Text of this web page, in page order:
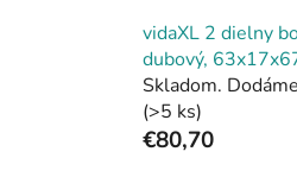
vidaXL 2 dielny
dubový,
Skladom.
(>5 ks)
€80,70